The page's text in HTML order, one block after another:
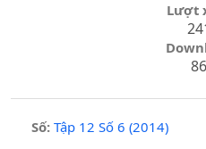
Lượt
86
Số: Tập 12 Số 6 (2014)